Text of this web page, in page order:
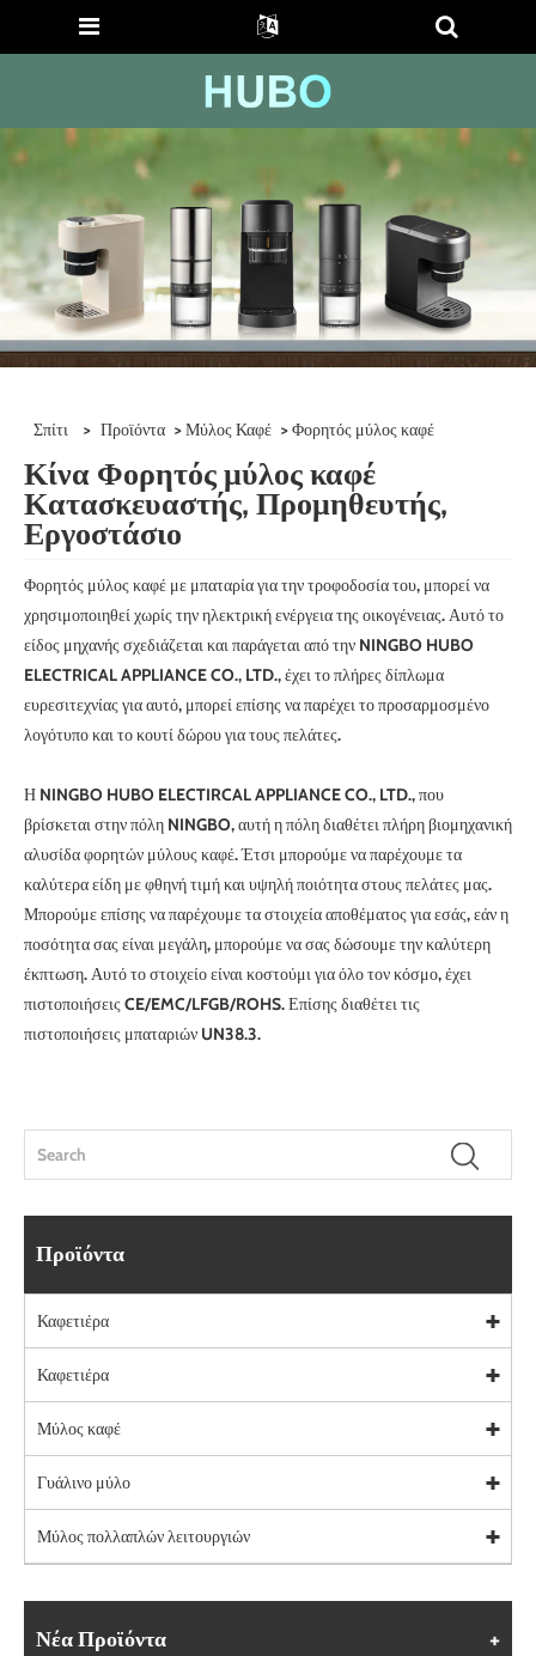
Σπίτι > Προϊόντα >Μύλος Καφέ > Φορητός μύλος καφέ
Κίνα Φορητός μύλος καφέ
Κατασκευαστής, Προμηθευτής,
Εργοστάσιο
Φορητός μύλος καφέ με μπαταρία για την τροφοδοσία του, μπορεί να
χρησιμοποιηθεί χωρίς την ηλεκτρική ενέργεια της οικογένειας. Αυτό το
είδος μηχανής σχεδιάζεται και παράγεται από την NINGBO HUBO
ELECTRICAL APPLIANCE CO., LTD., έχει το πλήρες δίπλωμα
ευρεσιτεχνίας για αυτό, μπορεί επίσης να παρέχει το προσαρμοσμένο
λογότυπο και το κουτί δώρου για τους πελάτες.
Η NINGBO HUBO ELECTIRCAL APPLIANCE CO., LTD., που
βρίσκεται στην πόλη NINGBO, αυτή η πόλη διαθέτει πλήρη βιομηχανική
αλυσίδα φορητών μύλους καφέ. Έτσι μπορούμε να παρέχουμε τα
καλύτερα είδη με φθηνή τιμή και υψηλή ποιότητα στους πελάτες μας.
Μπορούμε επίσης να παρέχουμε τα στοιχεία αποθέματος για εσάς, εάν η
ποσότητα σας είναι μεγάλη, μπορούμε να σας δώσουμε την καλύτερη
έκπτωση. Αυτό το στοιχείο είναι κοστούμι για όλο τον κόσμο, έχει
πιστοποιήσεις CE/EMC/LFGB/ROHS. Επίσης διαθέτει τις
πιστοποιήσεις μπαταριών UN38.3.
Προϊόντα
Καφετιέρα
Καφετιέρα
Μύλος καφέ
Γυάλινο μύλο
Μύλος πολλαπλών λειτουργιών
Νέα Προϊόντα